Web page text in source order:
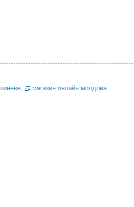
, магазин онлайн молдова